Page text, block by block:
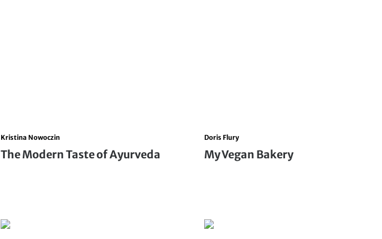
Kristina Nowoczin
The Modern Taste of Ayurveda
Doris Flury
My Vegan Bakery